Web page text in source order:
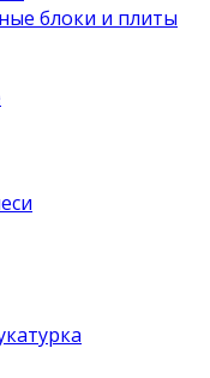
блоки и плиты